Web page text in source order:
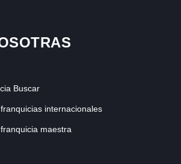
Buscar
internacionales
maestra